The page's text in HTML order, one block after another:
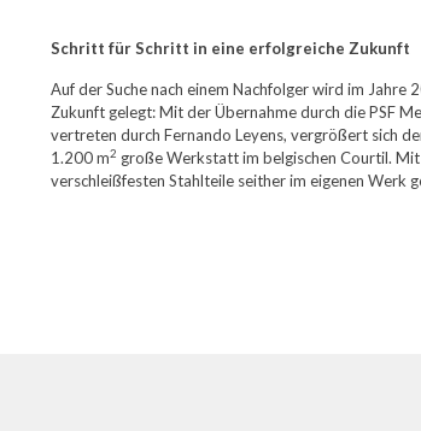
Schritt für Schritt in eine erfolgreiche Zukunft
Auf der Suche nach einem Nachfolger wird im Jahre
Zukunft gelegt: Mit der Übernahme durch die PSF
vertreten durch Fernando Leyens, vergrößert sich
1.200 m2 große Werkstatt im belgischen Courtil.
verschleißfesten Stahlteile seither im eigenen Werk